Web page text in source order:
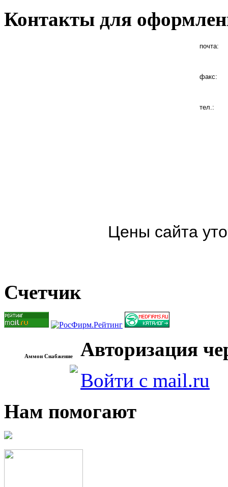
Контакты для
почта:
факс:
тел.:
Цены сайта
Счетчик
Аммон Снабжение
Авторизация
Войти с mail.ru
Нам помогают